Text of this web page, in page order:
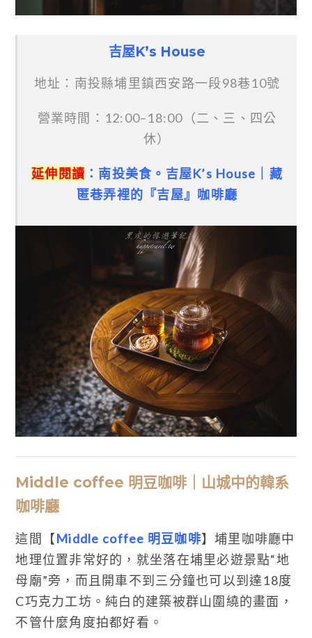
吉屋K’s House
地址：南投縣埔里鎮西安路一段98巷10號
營業時間：12:00–18:00（二、三、四公
休）
延伸閱讀 ：南投美食。吉屋K’s House｜藏
匿巷弄裡的『吉屋』咖啡廳
Middle coffee 明豆咖啡｜山城中的韓系
咖啡廳
這間【Middle coffee 明豆咖啡】埔里咖啡廳中
地理位置非常好的，就坐落在埔里必遊景點“地
母廟”旁，而且開車不到三分鐘也可以到達18度
C巧克力工坊。純白的建築被群山圍繞的畫面，
不管什麼角度拍都好看。